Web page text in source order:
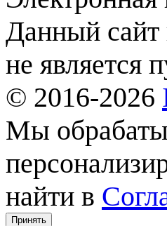
Данный сайт
не является
© 2016-2026
Мы
найти в
Принять